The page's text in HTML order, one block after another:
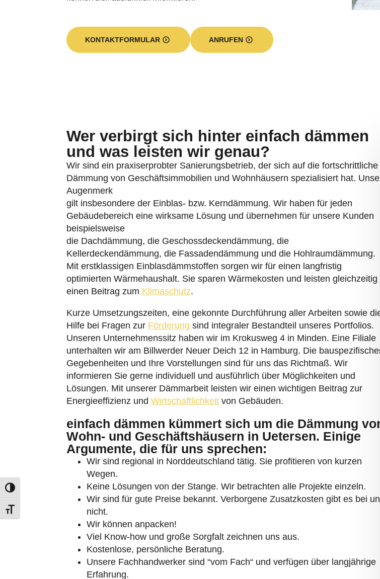
Umschalten auf hohe Kontraste
und was leisten wir genau?
Wir sind ein praxiserprobter Sanierungsbetrieb, der sich auf die fortschrittliche
Dämmung von Geschäftsimmobilien und Wohnhäusern spezialisiert hat. Unser
Augenmerk
gilt insbesondere der Einblas- bzw. Kerndämmung. Wir haben für jeden
Gebäudebereich eine wirksame Lösung und übernehmen für unsere Kunden
beispielsweise
die Dachdämmung, die Geschossdeckendämmung, die
Kellerdeckendämmung, die Fassadendämmung und die Hohlraumdämmung.
Mit erstklassigen Einblasdämmstoffen sorgen wir für einen langfristig
optimierten Wärmehaushalt. Sie sparen Wärmekosten und leisten gleichzeitig
einen Beitrag zumKlimaschutz.
Kurze Umsetzungszeiten, eine gekonnte Durchführung aller Arbeiten sowie die
Hilfe bei Fragen zurFörderung sind integraler Bestandteil unseres Portfolios.
Unseren Unternehmenssitz haben wir im Krokusweg 4 in Minden. Eine Filiale
unterhalten wir am Billwerder Neuer Deich 12 in Hamburg. Die bauspezifischen
Gegebenheiten und Ihre Vorstellungen sind für uns das Richtmaß. Wir
informieren Sie gerne individuell und ausführlich über Möglichkeiten und
Lösungen. Mit unserer Dämmarbeit leisten wir einen wichtigen Beitrag zur
Energieeffizienz undWirtschaftlichkeitvon Gebäuden.
einfach dämmen kümmert sich um die Dämmung von
Wohn- und Geschäftshäusern in Uetersen. Einige
Argumente, die für uns sprechen:
Wir sind regional in Norddeutschland tätig. Sie profitieren von kurzen
Wegen.
Keine Lösungen von der Stange. Wir betrachten alle Projekte einzeln.
Wir sind für gute Preise bekannt. Verborgene Zusatzkosten gibt es bei uns
nicht.
Wir können anpacken!
Viel Know-how und große Sorgfalt zeichnen uns aus.
Kostenlose, persönliche Beratung.
Unsere Fachhandwerker sind “vom Fach“ und verfügen über langjährige
Erfahrung.
Zuverlässige, termingerechte Arbeit.